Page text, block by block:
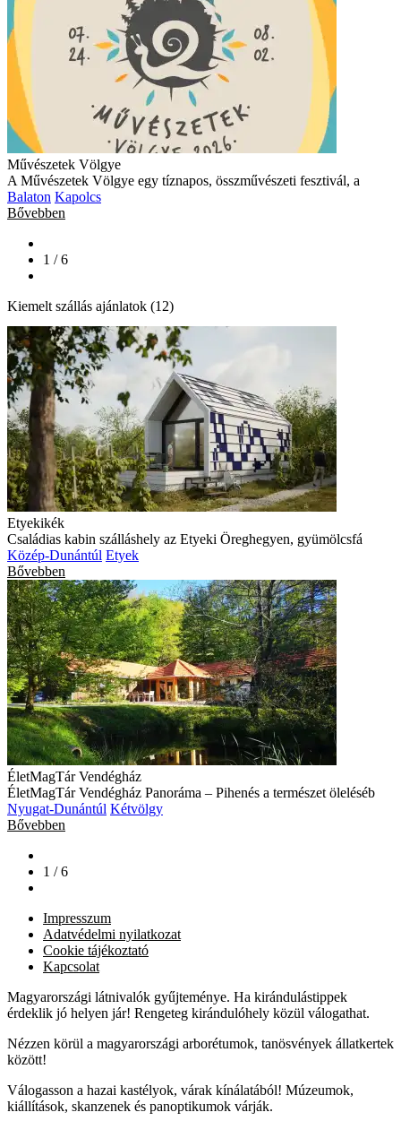
Művészetek Völgye
A Művészetek Völgye egy tíznapos, összművészeti fesztivál, a
Balaton Kapolcs
Bővebben
1 / 6
Kiemelt szállás ajánlatok (12)
Etyekikék
Családias kabin szálláshely az Etyeki Öreghegyen, gyümölcsfá
Közép-Dunántúl Etyek
Bővebben
ÉletMagTár Vendégház
ÉletMagTár Vendégház Panoráma – Pihenés a természet öleléséb
Nyugat-Dunántúl Kétvölgy
Bővebben
1 / 6
Impresszum
Adatvédelmi nyilatkozat
Cookie tájékoztató
Kapcsolat
Magyarországi látnivalók gyűjteménye. Ha kirándulástippek
érdeklik jó helyen jár! Rengeteg kirándulóhely közül válogathat.
Nézzen körül a magyarországi arborétumok, tanösvények állatkertek
között!
Válogasson a hazai kastélyok, várak kínálatából! Múzeumok,
kiállítások, skanzenek és panoptikumok várják.